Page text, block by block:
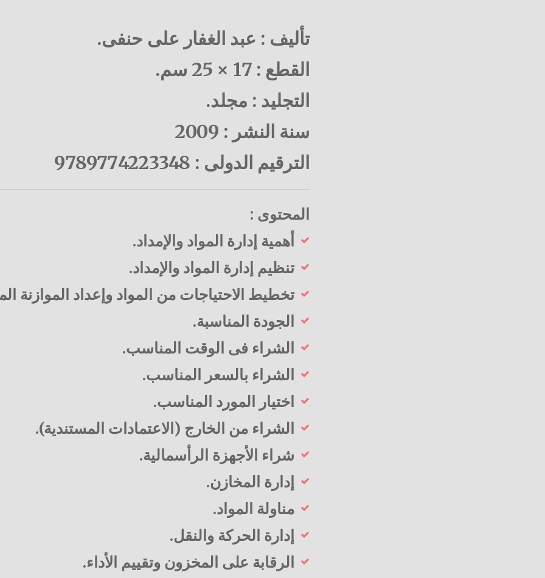
تأليف : عبد الغفار على حنفى.
القطع : 17 × 25 سم.
التجليد : مجلد.
سنة النشر : 2009
الترقيم الدولى : 9789774223348
المحتوى :
أهمية إدارة المواد والإمداد.
تنظيم إدارة المواد والإمداد.
تخطيط الاحتياجات من المواد وإعداد الموازنة
الجودة المناسبة.
الشراء فى الوقت المناسب.
الشراء بالسعر المناسب.
اختيار المورد المناسب.
الشراء من الخارج (الاعتمادات المستندية).
شراء الأجهزة الرأسمالية.
إدارة المخازن.
مناولة المواد.
إدارة الحركة والنقل.
الرقابة على المخزون وتقييم الأداء.